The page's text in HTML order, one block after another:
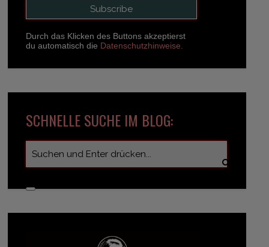
Durch das Klicken des Buttons akzeptierst
du automatisch die Datenschutzhinweise.
SCHNELLE SUCHE IM BLOG: